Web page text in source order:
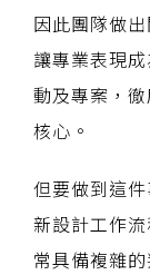
因此團隊做
讓專業表現
動及專案，
核心。
但要做到這
新設計工作
常具備複雜